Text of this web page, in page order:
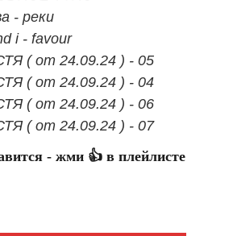
- реки
i - favour
( от 24.09.24 ) - 05
( от 24.09.24 ) - 04
( от 24.09.24 ) - 06
( от 24.09.24 ) - 07
- жми 👍 в плейлисте